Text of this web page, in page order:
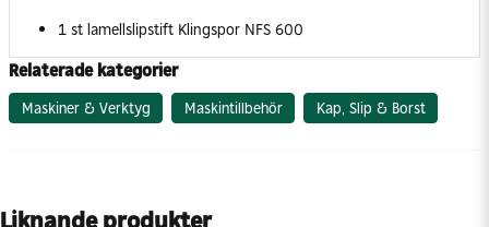
1 st lamellslipstift Klingspor NFS 600
Relaterade kategorier
Maskiner & Verktyg Maskintillbehör Kap, Slip & Borst
Liknande produkter